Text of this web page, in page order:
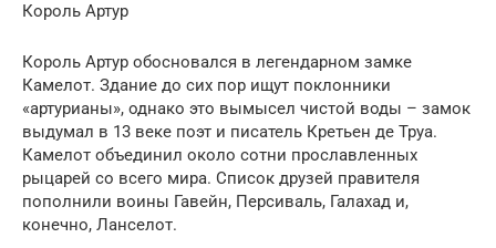
Король Артур
Король Артур обосновался в легендарном замке
Камелот. Здание до сих пор ищут поклонники
«артурианы», однако это вымысел чистой воды – замок
выдумал в 13 веке поэт и писатель Кретьен де Труа.
Камелот объединил около сотни прославленных
рыцарей со всего мира. Список друзей правителя
пополнили воины Гавейн, Персиваль, Галахад и,
конечно, Ланселот.